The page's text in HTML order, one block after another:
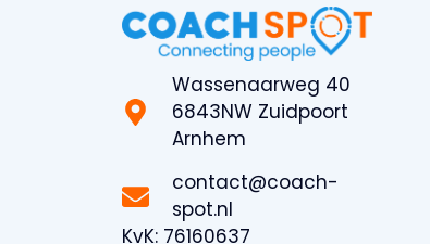
Wassenaarweg 40
6843NW Zuidpoort
Arnhem
contact@coach-
spot.nl
KvK: 76160637